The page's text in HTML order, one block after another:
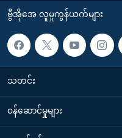
ဗွီအိုအေ လူမှုကွန်ယက်များ
သတင်း
၀န်ဆောင်မှုများ